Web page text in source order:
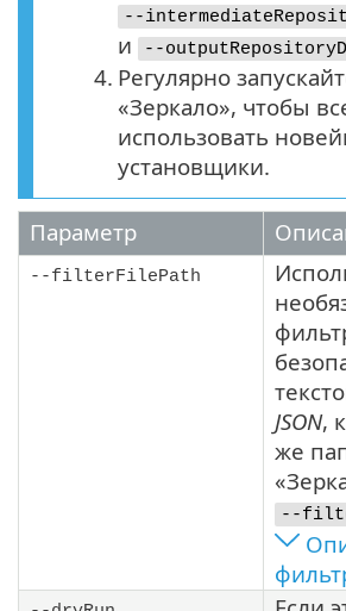
--
и --
4. Регулярно
«Зеркало», чтобы
использовать
установщики.
Параметр
--filterFilePath
JSON,
же
--